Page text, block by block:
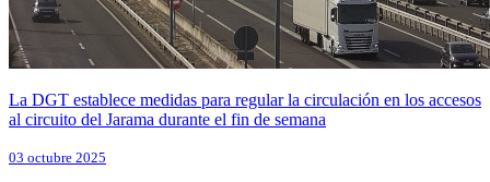
La DGT establece medidas para regular la circulación en los accesos
al circuito del Jarama durante el fin de semana
03 octubre 2025